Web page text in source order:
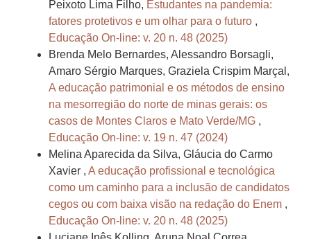
Peixoto Lima Filho, Estudantes na pandemia:
fatores protetivos e um olhar para o futuro ,
Educação On-line: v. 20 n. 48 (2025)
Brenda Melo Bernardes, Alessandro Borsagli,
Amaro Sérgio Marques, Graziela Crispim Marçal,
A educação patrimonial e os métodos de ensino
na mesorregião do norte de minas gerais: os
casos de Montes Claros e Mato Verde/MG ,
Educação On-line: v. 19 n. 47 (2024)
Melina Aparecida da Silva, Gláucia do Carmo
Xavier , A educação profissional e tecnológica
como um caminho para a inclusão de candidatos
cegos ou com baixa visão na redação do Enem ,
Educação On-line: v. 20 n. 48 (2025)